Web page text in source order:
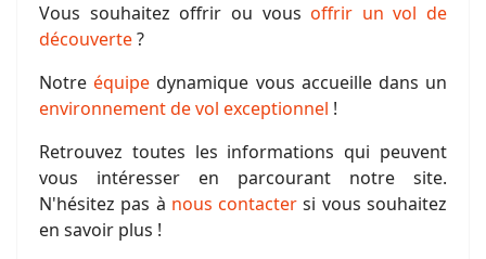
Vous souhaitez offrir ou vousoffrir un vol de
découverte?
Notreéquipe dynamique vous accueille dans un
environnement de vol exceptionnel !
Retrouvez toutes les informations qui peuvent
vous intéresser en parcourant notre site.
N'hésitez pas à nous contacter si vous souhaitez
en savoir plus !